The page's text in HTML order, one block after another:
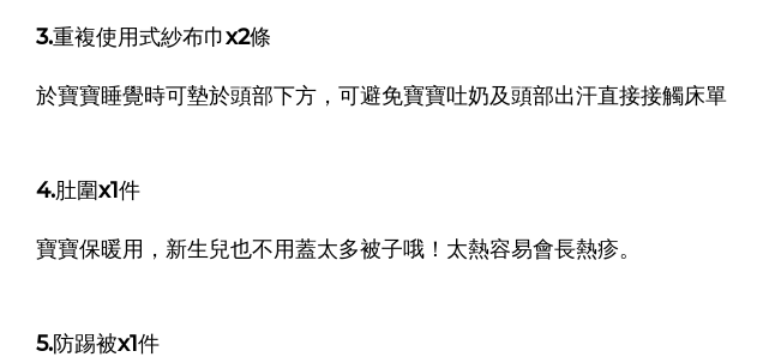
3.重複使用式紗布巾x2條
於寶寶睡覺時可墊於頭部下方，可避免寶寶吐奶及頭部出汗直接接觸床單
4.肚圍x1件
寶寶保暖用，新生兒也不用蓋太多被子哦！太熱容易會長熱疹。
5.防踢被x1件